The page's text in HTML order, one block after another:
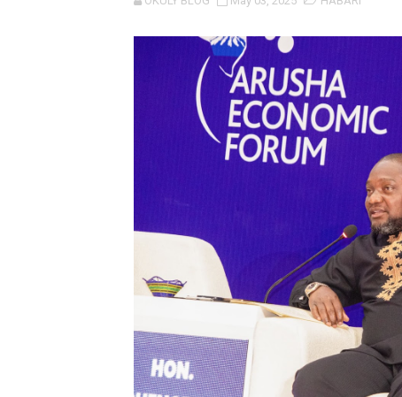
TBS YAHIMIZA
WMA YAWAFUNDISHA
TBS YAWAHIMIZA
NAIBU KATIBU MKUU
DKT. MSONDE: TBA NI
Waziri Kabudi: Kilosa
HABARI ZILIZOPEWA
MHE. MAHUNDI ASHIRIKI
KAULIMBIU YA PSSSF YA